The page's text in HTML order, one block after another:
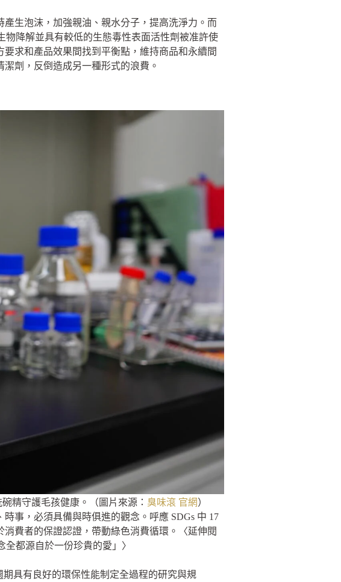
生泡沫，加強親油、親水分子，提高洗淨力。而
物降解並具有較低的生態毒性表面活性劑被准許使
求和產品效果間找到平衡點，維持商品和永續間
劑，反倒造成另一種形式的浪費。
精守護毛孩健康。（圖片來源： 臭味滾 官網）
事，必須具備與時俱進的觀念。呼應 SDGs 中 17
費者的保證認證，帶動綠色消費循環。〈延伸閱
都源自於一份珍貴的愛」〉
期具有良好的環保性能制定全過程的研究與規